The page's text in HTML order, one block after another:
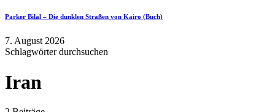
Parker Bilal – Die dunklen Straßen von Kairo (Buch)
7. August 2026
Schlagwörter durchsuchen
Iran